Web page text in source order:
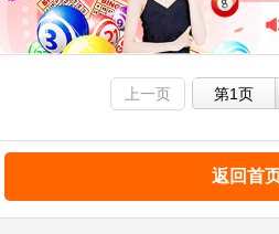
上一页 第1页
返回首